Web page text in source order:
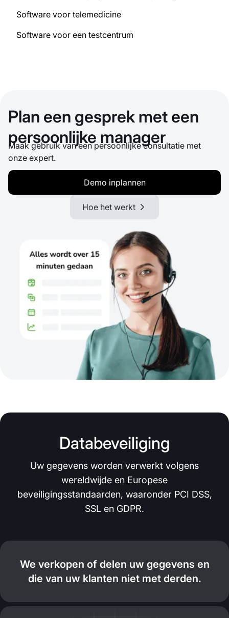
Software voor telemedicine
Software voor een testcentrum
Plan een gesprek met een
persoonlijke manager
Maak gebruik van een persoonlijke consultatie met
onze expert.
Demo inplannen
Hoe het werkt
Databeveiliging
Uw gegevens worden verwerkt volgens
wereldwijde en Europese
beveiligingsstandaarden, waaronder PCI DSS,
SSL en GDPR.
We verkopen of delen uw gegevens en
die van uw klanten niet met derden.